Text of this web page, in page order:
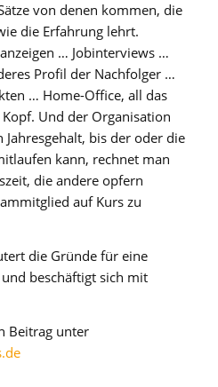
von denen kommen, die
die Erfahrung lehrt.
… Jobinterviews …
Profil der Nachfolger …
… Home-Office, all das
Und der Organisation
bis der oder die
kann, rechnet man
die andere opfern
auf Kurs zu
die Gründe für eine
beschäftigt sich mit
Beitrag unter